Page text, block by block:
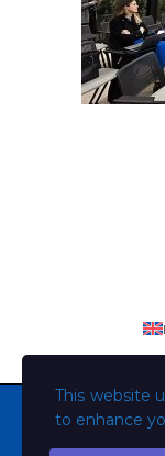
This website
to enhance